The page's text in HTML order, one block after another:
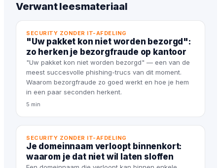
Verwant leesmateriaal
SECURITY ZONDER IT-AFDELING
"Uw pakket kon niet worden bezorgd":
zo herken je bezorgfraude op kantoor
"Uw pakket kon niet worden bezorgd" — een van de
meest succesvolle phishing-trucs van dit moment.
Waarom bezorgfraude zo goed werkt en hoe je hem
in een paar seconden herkent.
5 min
SECURITY ZONDER IT-AFDELING
Je domeinnaam verloopt binnenkort:
waarom je dat niet wil laten sloffen